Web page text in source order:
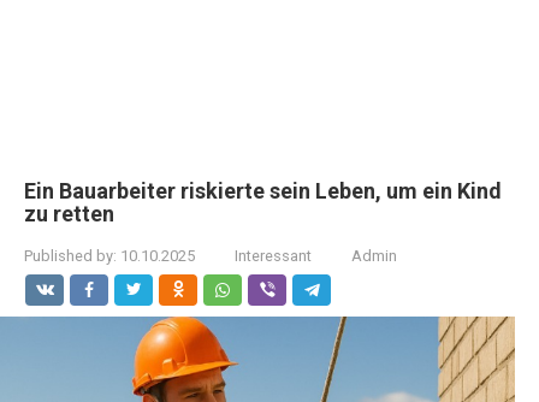
Ein Bauarbeiter riskierte sein Leben, um ein Kind
zu retten
Published by: 10.10.2025 Interessant Admin